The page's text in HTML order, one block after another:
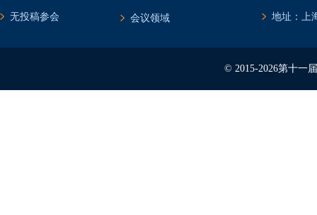
无投稿参会 会议领域 地址：上
© 2015-2026第十一